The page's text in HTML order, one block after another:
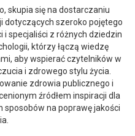
skupia się na dostarczaniu
dotyczących szeroko pojętego
i specjaliści z różnych dziedzin
którzy łączą wiedzę
aby wspierać czytelników w
i zdrowego stylu życia.
zdrowia publicznego i
źródłem inspiracji dla
na poprawę jakości